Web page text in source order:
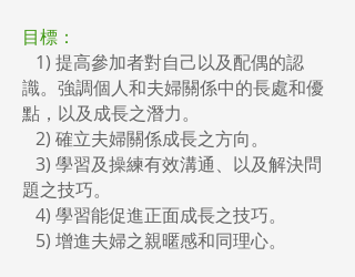
目標：
1) 提高參加者對自己以及配偶的認
識。強調個人和夫婦關係中的長處和優
點，以及成長之潛力。
2) 確立夫婦關係成長之方向。
3) 學習及操練有效溝通、以及解決問
題之技巧。
4) 學習能促進正面成長之技巧。
5) 增進夫婦之親暱感和同理心。